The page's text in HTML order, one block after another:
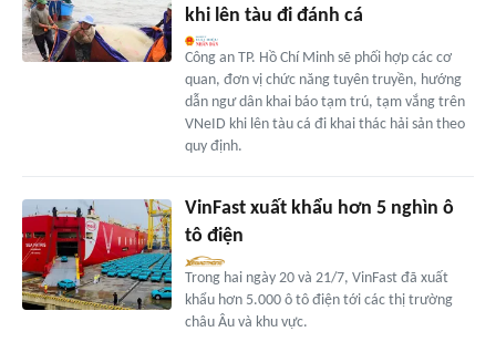
khi lên tàu đi đánh cá
Công an TP. Hồ Chí Minh sẽ phối hợp các cơ
quan, đơn vị chức năng tuyên truyền, hướng
dẫn ngư dân khai báo tạm trú, tạm vắng trên
VNeID khi lên tàu cá đi khai thác hải sản theo
quy định.
VinFast xuất khẩu hơn 5 nghìn ô
tô điện
Trong hai ngày 20 và 21/7, VinFast đã xuất
khẩu hơn 5.000 ô tô điện tới các thị trường
châu Âu và khu vực.